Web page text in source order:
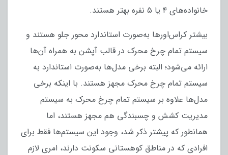
خانواده‌های ۴ یا ۵ نفره بهتر هستند.
بیشتر کراس‌اورها به‌صورت استاندارد محور جلو هستند و
سیستم تمام چرخ محرک در قالب آپشن به همراه آن‌ها
ارائه می‌شود؛ البته برخی مدل‌ها به‌صورت استاندارد به
سیستم تمام چرخ محرک مجهز هستند. با اینکه برخی
مدل‌ها علاوه بر سیستم تمام چرخ محرک به سیستم
مدیریت کشش و چسبندگی هم مجهز هستند، اما
همانطور که پیشتر ذکر شد، وجود این سیستم‌ها فقط برای
افرادی که در مناطق کوهستانی سکونت دارند، امری لازم